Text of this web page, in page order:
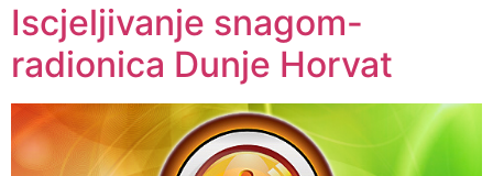
Iscjeljivanje snagom-
radionica Dunje Horvat